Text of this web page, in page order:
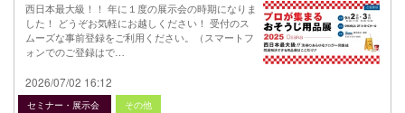
西日本最大級！！ 年に１度の展示会の時期になりま
した！ どうぞお気軽にお越しください！ 受付のス
ムーズな事前登録をご利用ください。（スマートフ
ォンでのご登録はで…
2026/07/02 16:12
セミナー・展示会 その他